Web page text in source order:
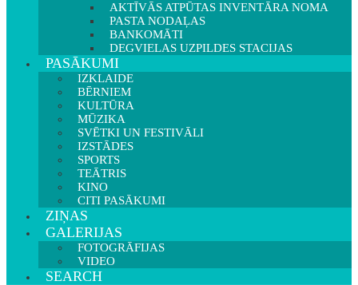
AKTĪVĀS ATPŪTAS INVENTĀRA NOMA
PASTA NODAĻAS
BANKOMĀTI
DEGVIELAS UZPILDES STACIJAS
PASĀKUMI
IZKLAIDE
BĒRNIEM
KULTŪRA
MŪZIKA
SVĒTKI UN FESTIVĀLI
IZSTĀDES
SPORTS
TEĀTRIS
KINO
CITI PASĀKUMI
ZIŅAS
GALERIJAS
FOTOGRĀFIJAS
VIDEO
SEARCH